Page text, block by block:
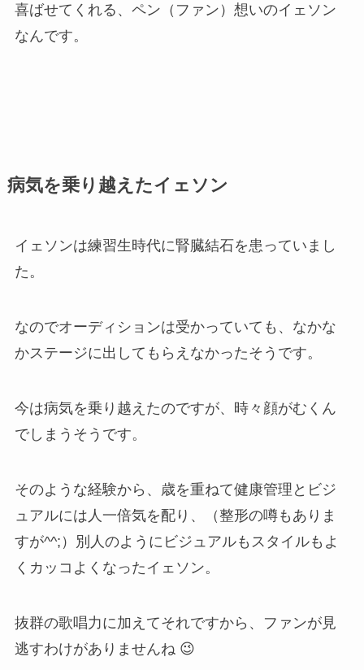
喜ばせてくれる、ペン（ファン）想いのイェソン
なんです。
病気を乗り越えたイェソン
イェソンは練習生時代に腎臓結石を患っていまし
た。
なのでオーディションは受かっていても、なかな
かステージに出してもらえなかったそうです。
今は病気を乗り越えたのですが、時々顔がむくん
でしまうそうです。
そのような経験から、歳を重ねて健康管理とビジ
ュアルには人一倍気を配り、（整形の噂もありま
すが^^;）別人のようにビジュアルもスタイルもよ
くカッコよくなったイェソン。
抜群の歌唱力に加えてそれですから、ファンが見
逃すわけがありませんね 😉